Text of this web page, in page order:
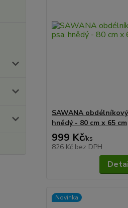
SAWANA
hnědý - 80 cm x 65 cm
999 Kč/ks
826 Kč bez DPH
Novinka